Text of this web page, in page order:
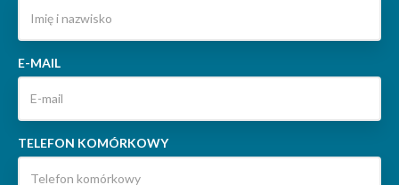
E-MAIL
TELEFON KOMÓRKOWY